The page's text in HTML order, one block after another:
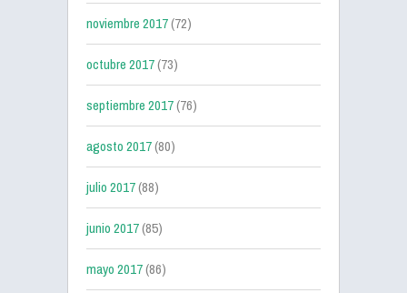
noviembre 2017(72)
octubre 2017(73)
septiembre 2017(76)
agosto 2017(80)
julio 2017(88)
junio 2017(85)
mayo 2017(86)